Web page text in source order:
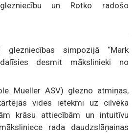
un Rotko radošo
glezniecības simpozijā “Mark
desmit mākslinieki no
Mueller ASV) glezno atmiņas,
vides ietekmi uz cilvēka
krāsu attiecībām un intuitīvu
rada daudzslāņainas